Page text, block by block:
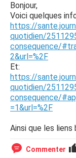
Bonjour,
Voici quelques
https://
quotidien/
consequence/
2&url=%2F
Et:
https://
quotidien/
consequence/
=1&url=%2F
Ainsi que les
Commenter